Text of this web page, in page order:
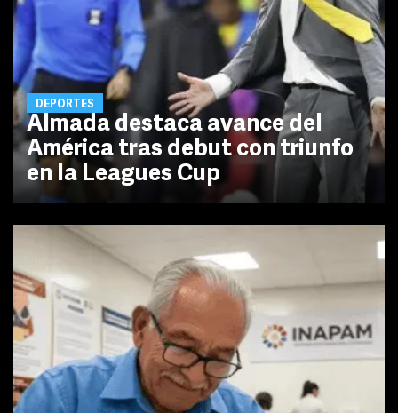
DEPORTES
Almada destaca avance del
América tras debut con triunfo
en la Leagues Cup